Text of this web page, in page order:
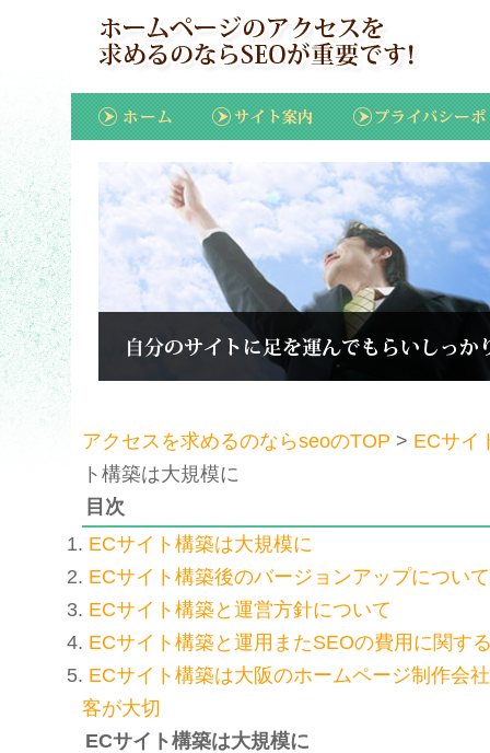
アクセスを求めるのならseoのTOP > ECサイ
ト構築は大規模に
目次
ECサイト構築は大規模に
ECサイト構築後のバージョンアップについて
ECサイト構築と運営方針について
ECサイト構築と運用またSEOの費用に関す
ECサイト構築は大阪のホームページ制作会
客が大切
ECサイト構築は大規模に